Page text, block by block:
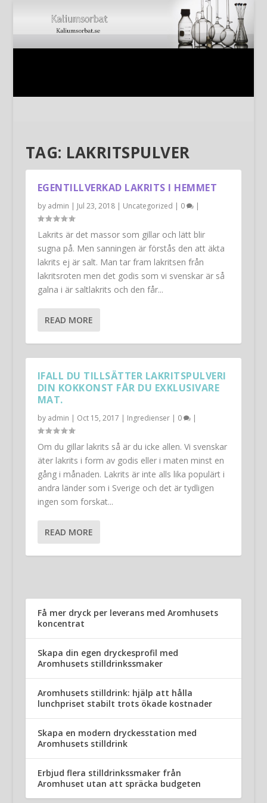
TAG: LAKRITSPULVER
EGENTILLVERKAD LAKRITS I HEMMET
by admin | Jul 23, 2018| Uncategorized | 0 |
Lakrits är det massor som gillar och lätt blir
sugna på. Men sanningen är förstås den att äkta
lakrits ej är salt. Man tar fram lakritsen från
lakritsroten men det godis som vi svenskar är så
galna i är saltlakrits och den får...
READ MORE
IFALL DU TILLSÄTTER LAKRITSPULVERI
DIN KOKKONST FÅR DU EXKLUSIVARE
MAT.
by admin | Oct 15, 2017 | Ingredienser| 0 |
Om du gillar lakrits så är du icke allen. Vi svenskar
äter lakrits i form av godis eller i maten minst en
gång i månaden. Lakrits är inte alls lika populärt i
andra länder som i Sverige och det är tydligen
ingen som forskat...
READ MORE
Få mer dryck per leverans med Aromhusets
koncentrat
Skapa din egen dryckesprofil med
Aromhusets stilldrinkssmaker
Aromhusets stilldrink: hjälp att hålla
lunchpriset stabilt trots ökade kostnader
Skapa en modern dryckesstation med
Aromhusets stilldrink
Erbjud flera stilldrinkssmaker från
Aromhuset utan att spräcka budgeten